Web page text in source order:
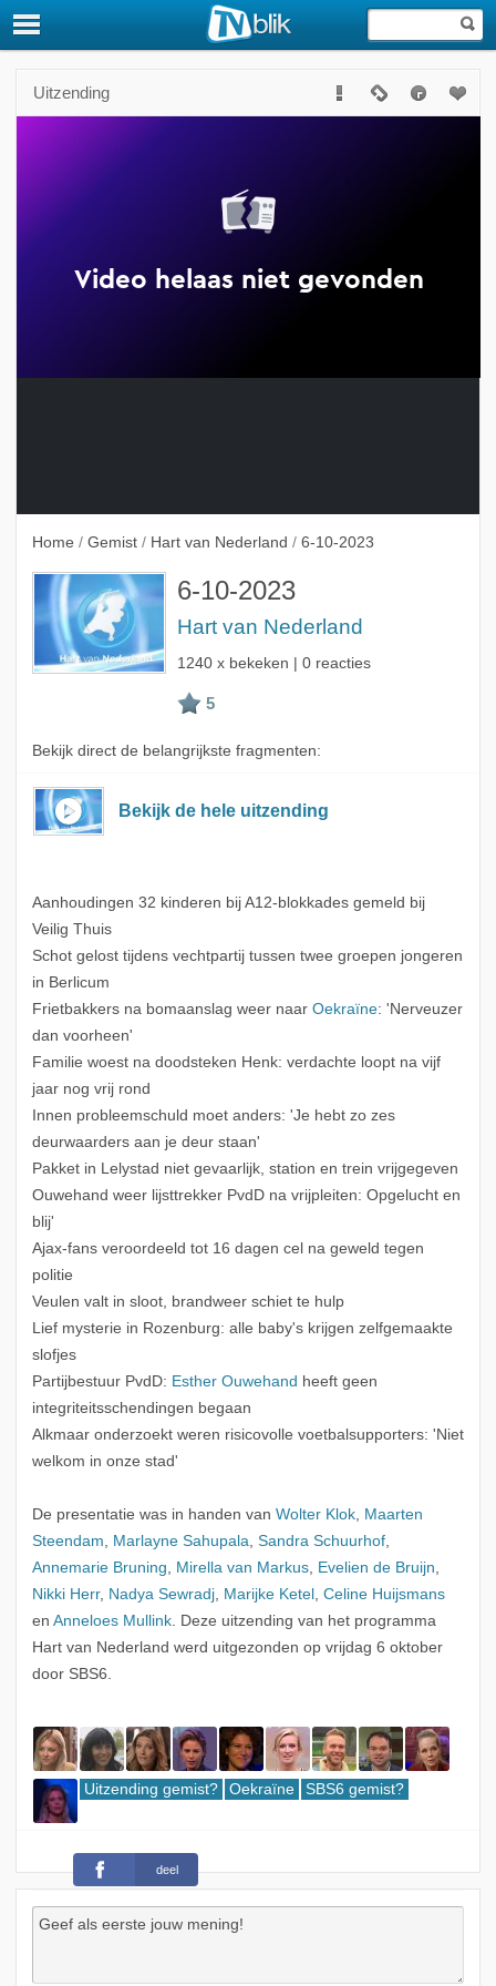
Uitzending
Home / Gemist / Hart van Nederland / 6-10-2023
6-10-2023
Hart van Nederland
1240 x bekeken | 0 reacties
Bekijk direct de belangrijkste fragmenten:
Bekijk de hele uitzending
Aanhoudingen 32 kinderen bij A12-blokkades gemeld bij
Veilig Thuis
Schot gelost tijdens vechtpartij tussen twee groepen jongeren
in Berlicum
Frietbakkers na bomaanslag weer naar Oekraïne: 'Nerveuzer
dan voorheen'
Familie woest na doodsteken Henk: verdachte loopt na vijf
jaar nog vrij rond
Innen probleemschuld moet anders: 'Je hebt zo zes
deurwaarders aan je deur staan'
Pakket in Lelystad niet gevaarlijk, station en trein vrijgegeven
Ouwehand weer lijsttrekker PvdD na vrijpleiten: Opgelucht en
blij'
Ajax-fans veroordeeld tot 16 dagen cel na geweld tegen
politie
Veulen valt in sloot, brandweer schiet te hulp
Lief mysterie in Rozenburg: alle baby's krijgen zelfgemaakte
slofjes
Partijbestuur PvdD: Esther Ouwehand heeft geen
integriteitsschendingen begaan
Alkmaar onderzoekt weren risicovolle voetbalsupporters: 'Niet
welkom in onze stad'
De presentatie was in handen van Wolter Klok, Maarten
Steendam, Marlayne Sahupala, Sandra Schuurhof,
Annemarie Bruning, Mirella van Markus, Evelien de Bruijn,
Nikki Herr, Nadya Sewradj, Marijke Ketel , Celine Huijsmans
en Anneloes Mullink. Deze uitzending van het programma
Hart van Nederland werd uitgezonden op vrijdag 6 oktober
door SBS6.
Uitzending gemist? Oekraïne SBS6 gemist?
deel